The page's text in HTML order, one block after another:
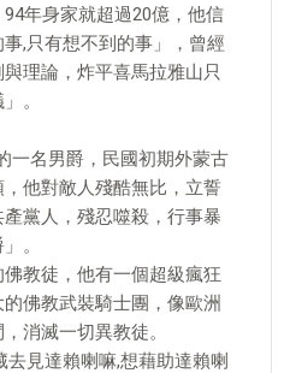
年身家就超過20億，他信
,只有想不到的事」，曾經
理論，炸平喜馬拉雅山只
。
一名男爵，民國初期外蒙古
他對敵人殘酷無比，立誓
黨人，殘忍噬殺，行事暴
。
教徒，他有一個超級瘋狂
佛教武裝騎士團，像歐洲
消滅一切異教徒。
見達賴喇嘛,想藉助達賴喇